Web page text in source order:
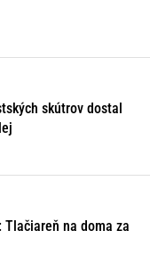
skútrov dostal
Tlačiareň na doma za